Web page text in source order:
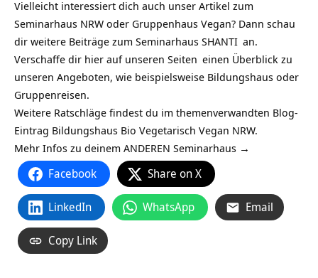
Vielleicht interessiert dich auch unser Artikel zum
Seminarhaus NRW oder Gruppenhaus Vegan? Dann schau
dir weitere Beiträge zum Seminarhaus SHANTI an.
Verschaffe dir hier auf unseren Seiten einen Überblick zu
unseren Angeboten, wie beispielsweise Bildungshaus oder
Gruppenreisen.
Weitere Ratschläge findest du im themenverwandten Blog-
Eintrag Bildungshaus Bio Vegetarisch Vegan NRW.
Mehr Infos zu deinem ANDEREN Seminarhaus →
Facebook Share on X
LinkedIn WhatsApp Email
Copy Link